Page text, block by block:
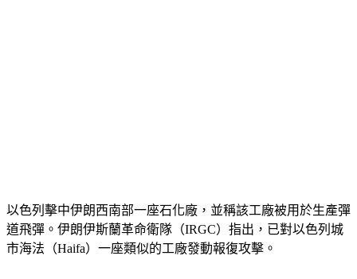
以色列擊中伊朗西南部一座石化廠，並稱該工廠被用於生產彈
道飛彈。伊朗伊斯蘭革命衛隊（IRGC）指出，已對以色列城
市海法（Haifa）一座類似的工廠發動報復攻擊。